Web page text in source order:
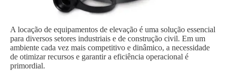
A locação de equipamentos de elevação é uma solução essencial
para diversos setores industriais e de construção civil. Em um
ambiente cada vez mais competitivo e dinâmico, a necessidade
de otimizar recursos e garantir a eficiência operacional é
primordial.